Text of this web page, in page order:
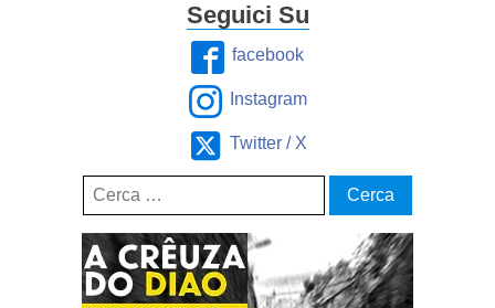
Seguici Su
facebook
Instagram
Twitter / X
Ricerca
per: